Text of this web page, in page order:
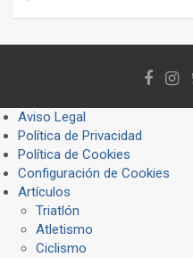
Aviso Legal
Política de Privacidad
Política de Cookies
Configuración de Cookies
Artículos
Triatlón
Atletismo
Ciclismo